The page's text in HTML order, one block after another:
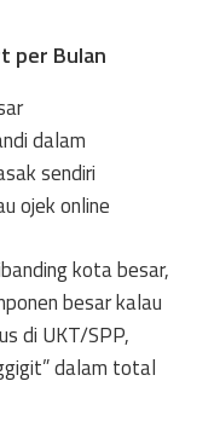
per Bulan
dalam
sendiri
ojek online
kota besar,
besar kalau
di UKT/SPP,
dalam total